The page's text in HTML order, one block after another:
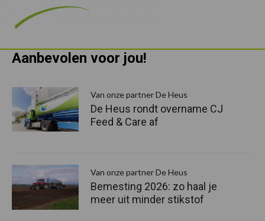
Aanbevolen voor jou!
Van onze partner De Heus
De Heus rondt overname CJ
Feed & Care af
Van onze partner De Heus
Bemesting 2026: zo haal je
meer uit minder stikstof